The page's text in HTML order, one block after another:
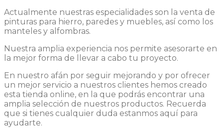
Actualmente nuestras especialidades son la venta de
pinturas para hierro, paredes y muebles, así como los
manteles y alfombras.
Nuestra amplia experiencia nos permite asesorarte en
la mejor forma de llevar a cabo tu proyecto.
En nuestro afán por seguir mejorando y por ofrecer
un mejor servicio a nuestros clientes hemos creado
esta tienda online, en la que podrás encontrar una
amplia selección de nuestros productos. Recuerda
que si tienes cualquier duda estanmos aquí para
ayudarte.